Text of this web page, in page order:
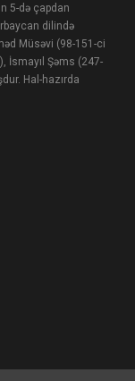
5-də çapdan
dilində
Müsəvi (98-151-ci
İsmayıl Şəms (247-
Hal-hazırda